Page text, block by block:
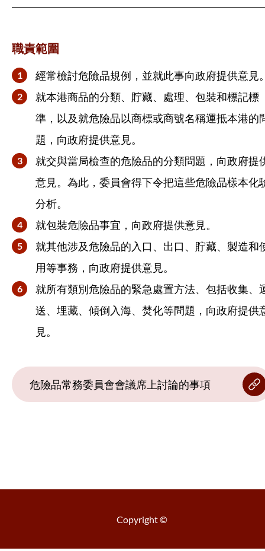
職責範圍
經常檢討危險品規例，並就此事向政府提供意見
就本港商品的分類、貯藏、處理、包裝和標記標
準，以及就危險品以商標或商號名稱運抵本港的
題，向政府提供意見。
就交與當局檢查的危險品的分類問題，向政府提
意見。為此，委員會得下令把這些危險品樣本化
分析。
就包裝危險品事宜，向政府提供意見。
就其他涉及危險品的入口、出口、貯藏、製造和
用等事務，向政府提供意見。
就所有類別危險品的緊急處置方法、包括收集、
送、埋藏、傾倒入海、焚化等問題，向政府提供
見。
危險品常務委員會會議席上討論的事項
Copyright ©